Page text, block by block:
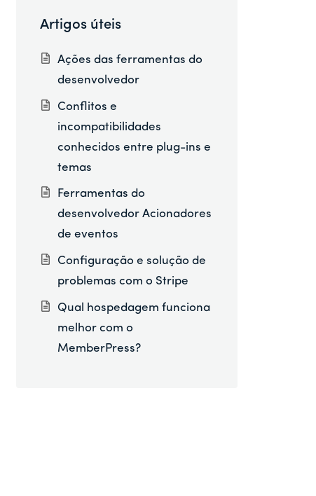
Artigos úteis
Ações das ferramentas do
desenvolvedor
Conflitos e
incompatibilidades
conhecidos entre plug-ins e
temas
Ferramentas do
desenvolvedor Acionadores
de eventos
Configuração e solução de
problemas com o Stripe
Qual hospedagem funciona
melhor com o
MemberPress?